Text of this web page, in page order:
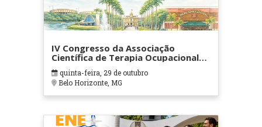
IV Congresso da Associação
Científica de Terapia Ocupacional
em Contextos Hospitalares e
Cuidados Paliativos - ATOHOSP
quinta-feira, 29 de outubro
Belo Horizonte, MG